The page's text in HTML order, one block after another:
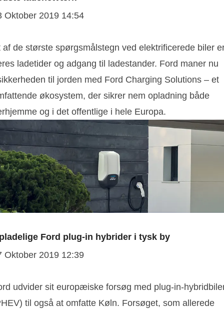
Oktober 2019 14:54
af de største spørgsmålstegn ved elektrificerede biler
ladetider og adgang til ladestander. Ford maner nu
til jorden med Ford Charging Solutions – et
økosystem, der sikrer nem opladning både
og i det offentlige i hele Europa.
Ford plug-in hybrider i tysk by
Oktober 2019 12:39
udvider sit europæiske forsøg med plug-in-
til også at omfatte Køln. Forsøget, som allerede